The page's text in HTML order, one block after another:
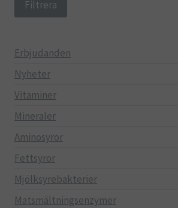
Filtrera
Erbjudanden
Nyheter
Vitaminer
Mineraler
Aminosyror
Fettsyror
Mjölksyrebakterier
Matsmältningsenzymer